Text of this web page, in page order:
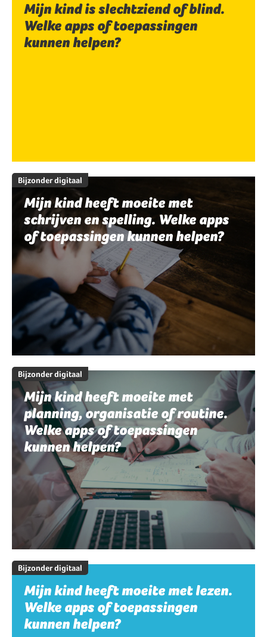
Mijn kind is slechtziend of blind.
Welke apps of toepassingen
kunnen helpen?
Bijzonder digitaal
Mijn kind heeft moeite met
schrijven en spelling. Welke apps
of toepassingen kunnen helpen?
Bijzonder digitaal
Mijn kind heeft moeite met
planning, organisatie of routine.
Welke apps of toepassingen
kunnen helpen?
Bijzonder digitaal
Mijn kind heeft moeite met lezen.
Welke apps of toepassingen
kunnen helpen?